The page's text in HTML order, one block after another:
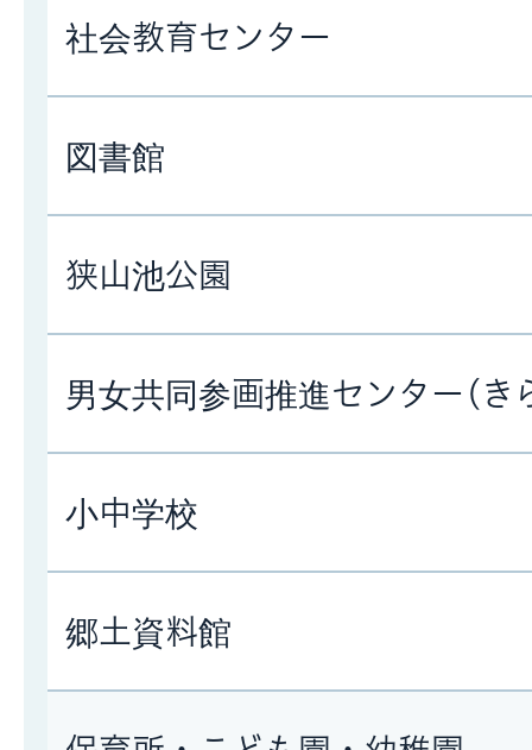
社会教育センター
図書館
狭山池公園
男女共同参画推進センター(き
小中学校
郷土資料館